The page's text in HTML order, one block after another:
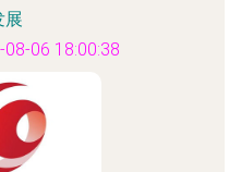
展
06 18:00:38